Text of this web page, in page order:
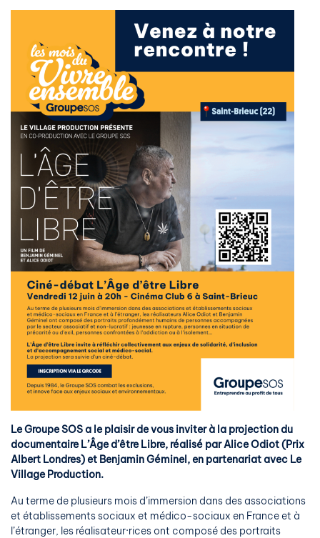
Le Groupe SOS a le plaisir de vous inviter à la projection du
documentaire L’Âge d’être Libre, réalisé par Alice Odiot (Prix
Albert Londres) et Benjamin Géminel, en partenariat avec Le
Village Production.
Au terme de plusieurs mois d’immersion dans des associations
et établissements sociaux et médico-sociaux en France et à
l’étranger, les réalisateur·rices ont composé des portraits